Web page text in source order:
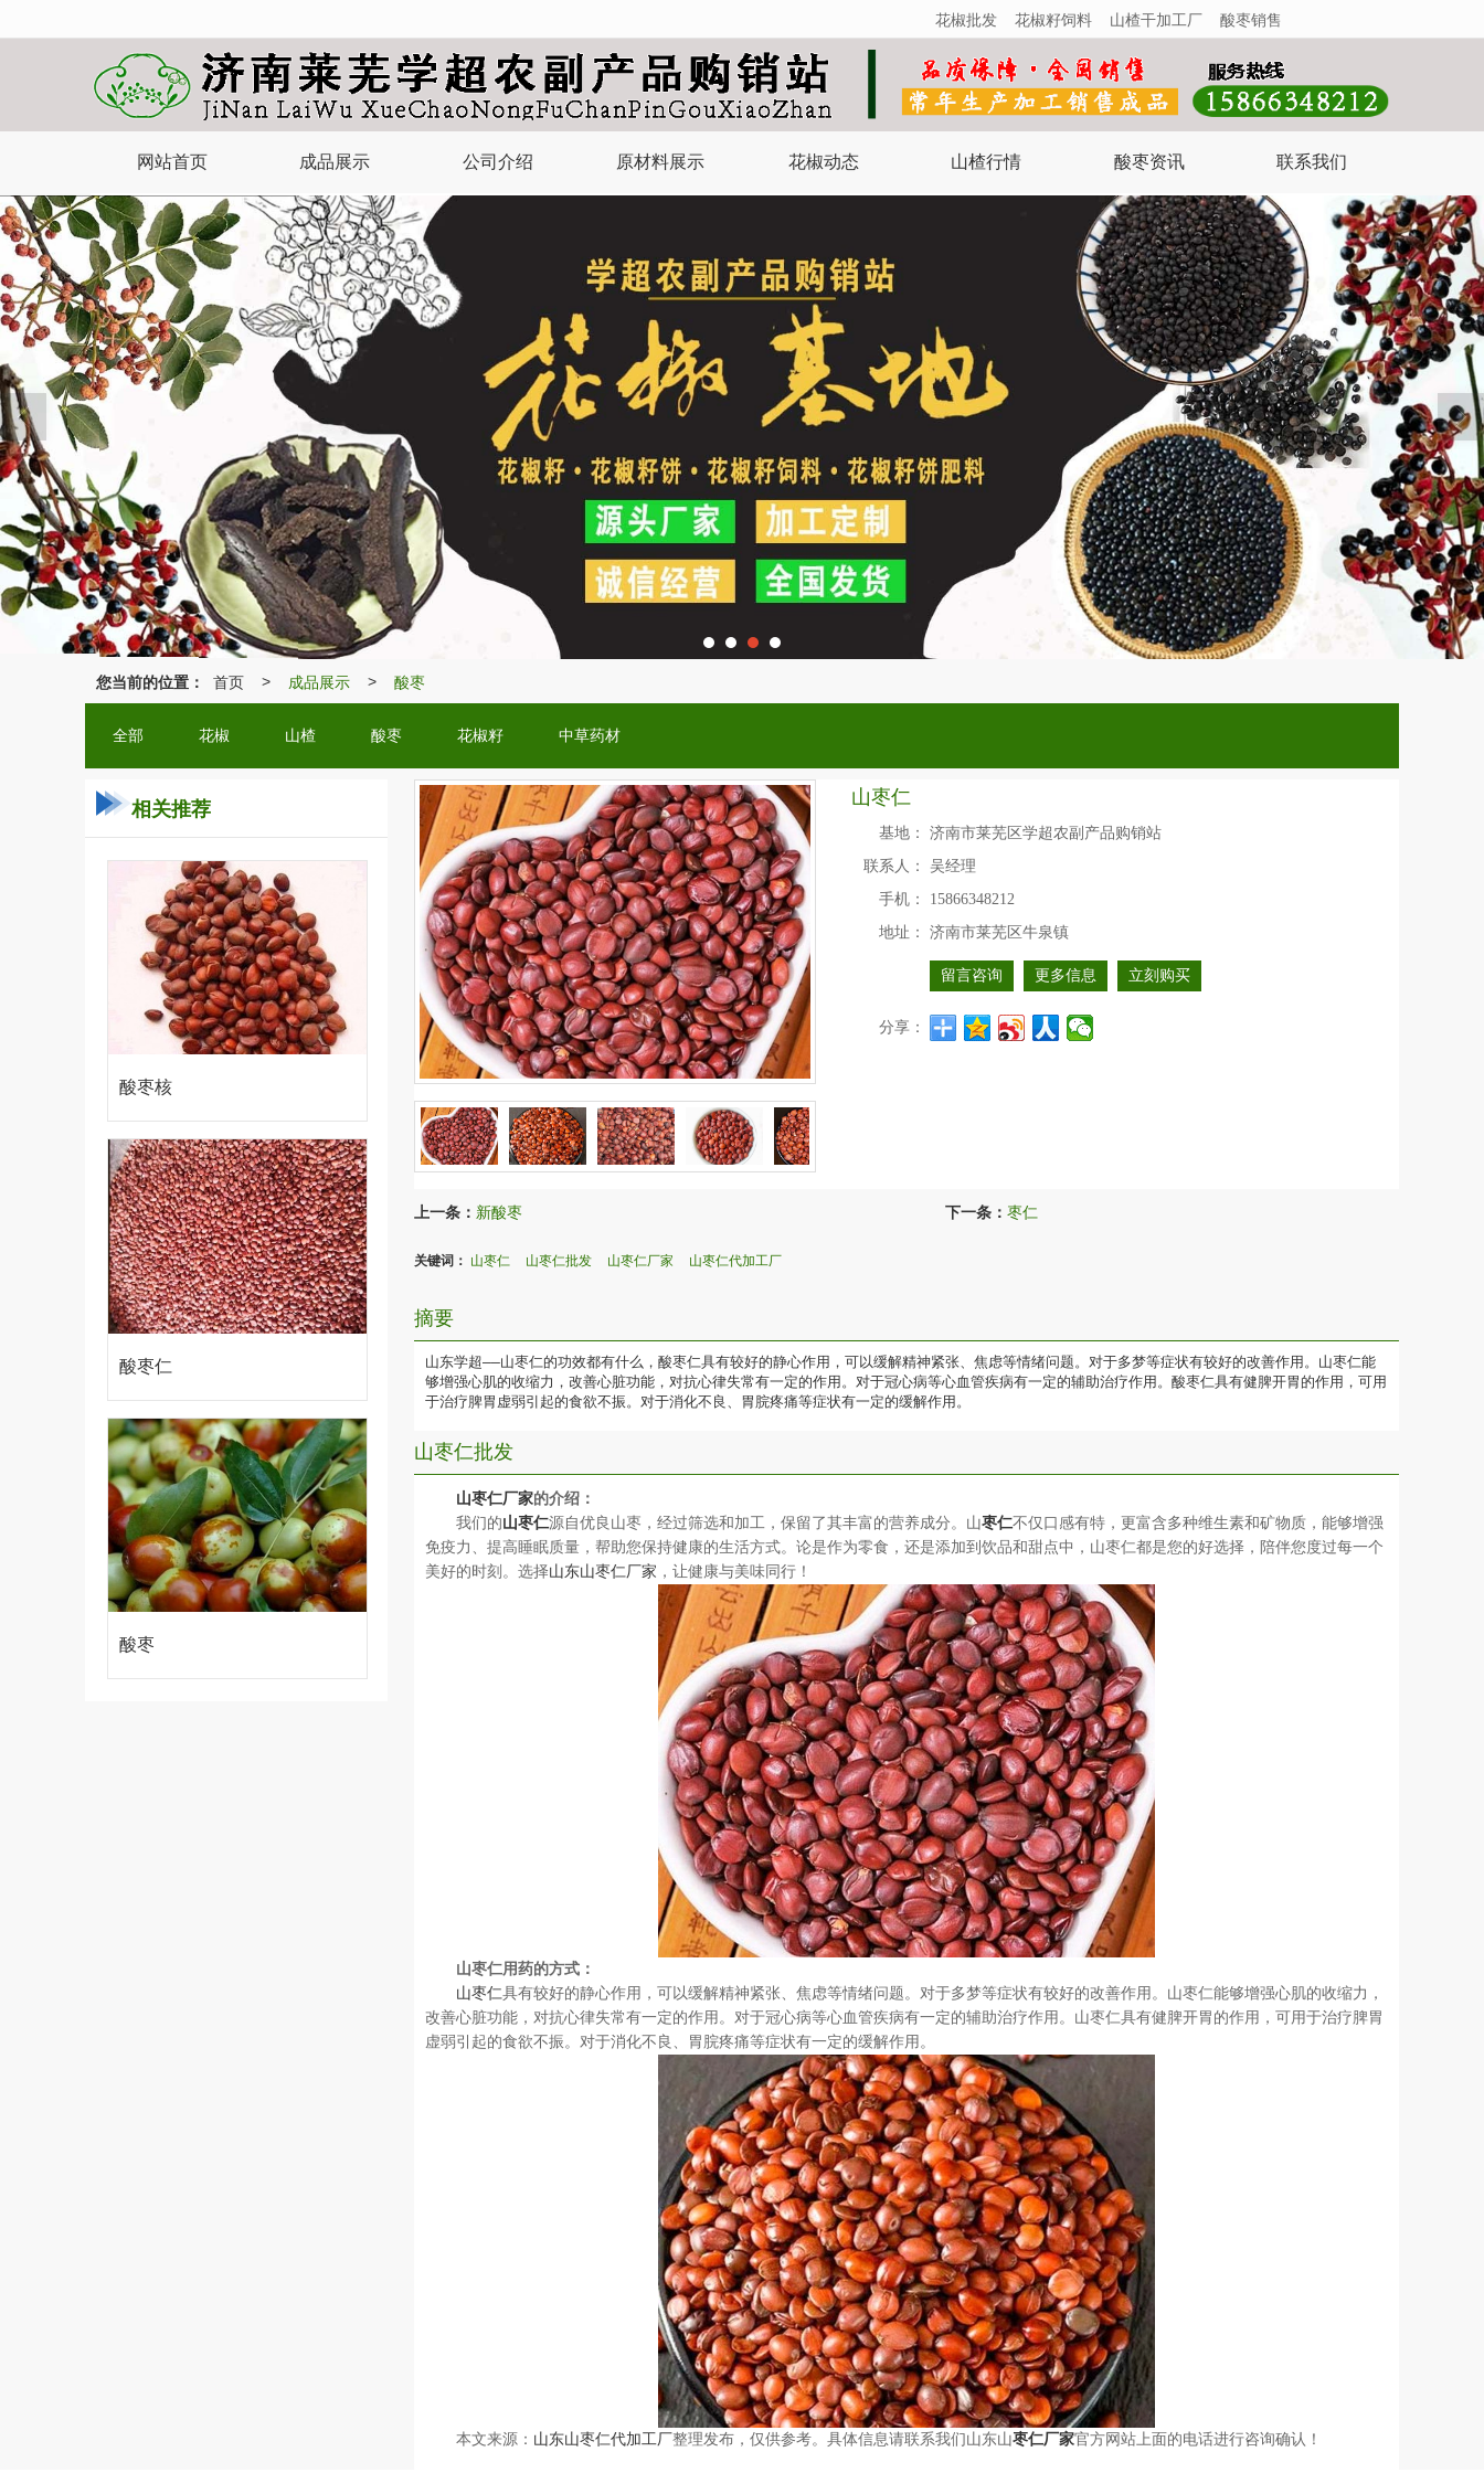
花椒批发 花椒籽饲料 山楂干加工厂 酸枣销售
网站首页 成品展示 公司介绍 原材料展示 花椒动态 山楂行情 酸枣资讯 联系我们
您当前的位置： 首页 > 成品展示 > 酸枣
全部 花椒 山楂 酸枣 花椒籽 中草药材
山枣仁
基地：
济南市莱芜区学超农副产品购销站
联系人：
吴经理
手机：
15866348212
地址：
济南市莱芜区牛泉镇
留言咨询 更多信息 立刻购买
分享：
上一条： 新酸枣 下一条：枣仁
关键词： 山枣仁 山枣仁批发 山枣仁厂家 山枣仁代加工厂
摘要
山东学超——山枣仁的功效都有什么，酸枣仁具有较好的静心作用，可以缓解精神紧张、焦虑等情绪问题。对于多梦等症状有较好的改善作用。山枣仁能
够增强心肌的收缩力，改善心脏功能，对抗心律失常有一定的作用。对于冠心病等心血管疾病有一定的辅助治疗作用。酸枣仁具有健脾开胃的作用，可用
于治疗脾胃虚弱引起的食欲不振。对于消化不良、胃脘疼痛等症状有一定的缓解作用。
山枣仁批发
山枣仁厂家的介绍：
我们的山枣仁源自优良山枣，经过筛选和加工，保留了其丰富的营养成分。山枣仁不仅口感有特，更富含多种维生素和矿物质，能够增强
免疫力、提高睡眠质量，帮助您保持健康的生活方式。论是作为零食，还是添加到饮品和甜点中，山枣仁都是您的好选择，陪伴您度过每一个
美好的时刻。选择山东山枣仁厂家 ，让健康与美味同行！
山枣仁用药的方式：
山枣仁具有较好的静心作用，可以缓解精神紧张、焦虑等情绪问题。对于多梦等症状有较好的改善作用。山枣仁能够增强心肌的收缩力，
改善心脏功能，对抗心律失常有一定的作用。对于冠心病等心血管疾病有一定的辅助治疗作用。山枣仁具有健脾开胃的作用，可用于治疗脾胃
虚弱引起的食欲不振。对于消化不良、胃脘疼痛等症状有一定的缓解作用。
本文来源： 山东山枣仁代加工厂整理发布，仅供参考。具体信息请联系我们山东山枣仁厂家官方网站上面的电话进行咨询确认！
相关推荐
酸枣核
酸枣仁
酸枣